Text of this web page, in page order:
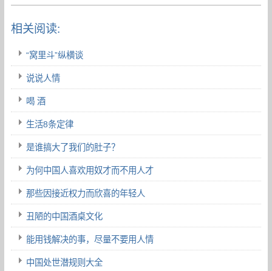
相关阅读:
“窝里斗”纵横谈
说说人情
喝 酒
生活8条定律
是谁搞大了我们的肚子？
为何中国人喜欢用奴才而不用人才
那些因接近权力而欣喜的年轻人
丑陋的中国酒桌文化
能用钱解决的事，尽量不要用人情
中国处世潜规则大全